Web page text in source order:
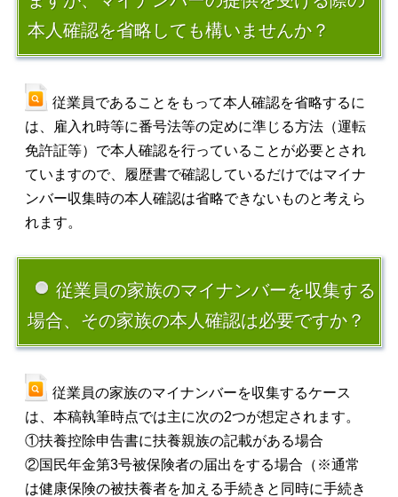
本人確認を省略しても構いませんか？
従業員であることをもって本人確認を省略するに
は、雇入れ時等に番号法等の定めに準じる方法（運転
免許証等）で本人確認を行っていることが必要とされ
ていますので、履歴書で確認しているだけではマイナ
ンバー収集時の本人確認は省略できないものと考えら
れます。
従業員の家族のマイナンバーを収集する
場合、その家族の本人確認は必要ですか？
従業員の家族のマイナンバーを収集するケース
は、本稿執筆時点では主に次の2つが想定されます。
①扶養控除申告書に扶養親族の記載がある場合
②国民年金第3号被保険者の届出をする場合（※通常
は健康保険の被扶養者を加える手続きと同時に手続き